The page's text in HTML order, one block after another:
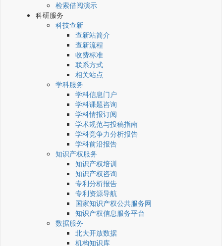
检索借阅演示
科研服务
科技查新
查新站简介
查新流程
收费标准
联系方式
相关站点
学科服务
学科信息门户
学科课题咨询
学科情报订阅
学术规范与投稿指南
学科竞争力分析报告
学科前沿报告
知识产权服务
知识产权培训
知识产权咨询
专利分析报告
专利资源导航
国家知识产权公共服务网
知识产权信息服务平台
数据服务
北大开放数据
机构知识库